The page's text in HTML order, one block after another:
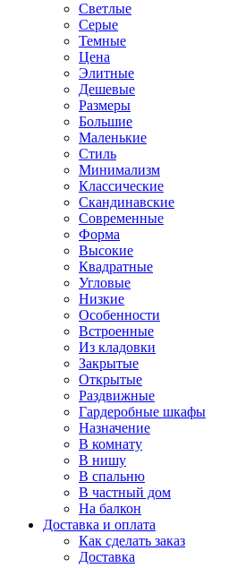
Светлые
Серые
Темные
Цена
Элитные
Дешевые
Размеры
Большие
Маленькие
Стиль
Минимализм
Классические
Скандинавские
Современные
Форма
Высокие
Квадратные
Угловые
Низкие
Особенности
Встроенные
Из кладовки
Закрытые
Открытые
Раздвижные
Гардеробные шкафы
Назначение
В комнату
В нишу
В спальню
В частный дом
На балкон
Доставка и оплата
Как сделать заказ
Доставка